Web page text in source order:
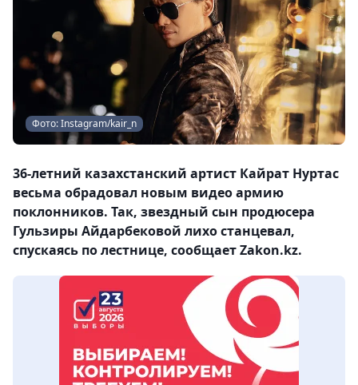
Фото: Instagram/kair_n
36-летний казахстанский артист Кайрат Нуртас
весьма обрадовал новым видео армию
поклонников. Так, звездный сын продюсера
Гульзиры Айдарбековой лихо станцевал,
спускаясь по лестнице, сообщает Zakon.kz.